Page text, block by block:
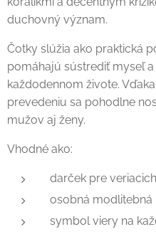
duchovný význam.
Čotky slúžia ako praktická
pomáhajú sústrediť myseľ
každodennom živote.
prevedeniu sa pohodlne
mužov aj ženy.
Vhodné ako:
darček pre veriacich
osobná modlitebná
symbol viery na